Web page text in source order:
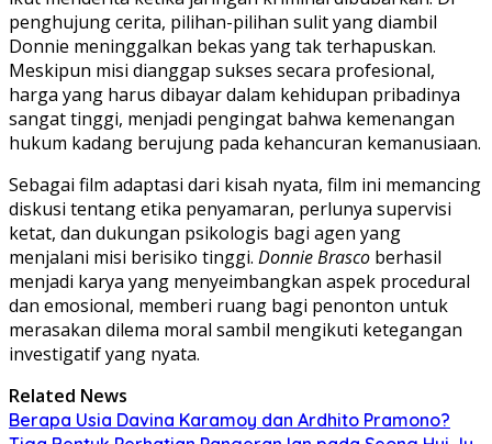
penghujung cerita, pilihan-pilihan sulit yang diambil
Donnie meninggalkan bekas yang tak terhapuskan.
Meskipun misi dianggap sukses secara profesional,
harga yang harus dibayar dalam kehidupan pribadinya
sangat tinggi, menjadi pengingat bahwa kemenangan
hukum kadang berujung pada kehancuran kemanusiaan.
Sebagai film adaptasi dari kisah nyata, film ini memancing
diskusi tentang etika penyamaran, perlunya supervisi
ketat, dan dukungan psikologis bagi agen yang
menjalani misi berisiko tinggi. Donnie Brasco berhasil
menjadi karya yang menyeimbangkan aspek procedural
dan emosional, memberi ruang bagi penonton untuk
merasakan dilema moral sambil mengikuti ketegangan
investigatif yang nyata.
Related News
Berapa Usia Davina Karamoy dan Ardhito Pramono?